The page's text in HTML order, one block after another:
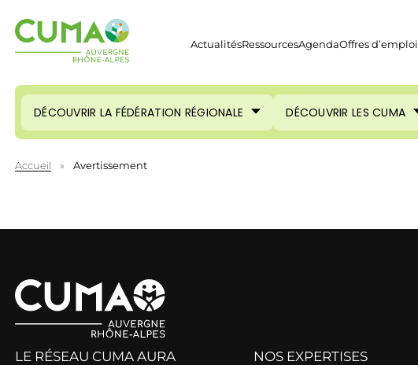
ActualitésRessourcesAgendaOffres d’emploi
DÉCOUVRIR LA FÉDÉRATION RÉGIONALE DÉCOUVRIR LES CUMA
Accueil » Avertissement
LE RÉSEAU CUMA AURA NOS EXPERTISES